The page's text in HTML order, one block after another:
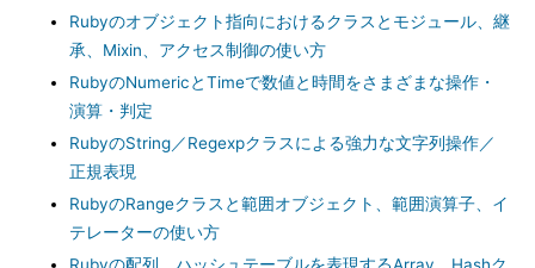
Rubyのオブジェクト指向におけるクラスとモジュール、継
承、Mixin、アクセス制御の使い方
RubyのNumericとTimeで数値と時間をさまざまな操作・
演算・判定
RubyのString／Regexpクラスによる強力な文字列操作／
正規表現
RubyのRangeクラスと範囲オブジェクト、範囲演算子、イ
テレーターの使い方